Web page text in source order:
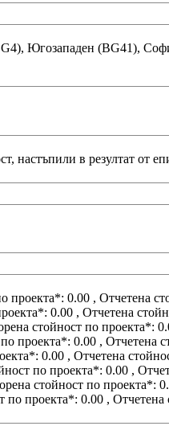
Югозападен (BG41),
настъпили в резултат от
проекта*: 0.00 , Отчетена
0.00 , Отчетена
стойност по проекта*:
проекта*: 0.00 , Отчетена
0.00 , Отчетена
по проекта*: 0.00 ,
стойност по проекта*:
проекта*: 0.00 , Отчетена